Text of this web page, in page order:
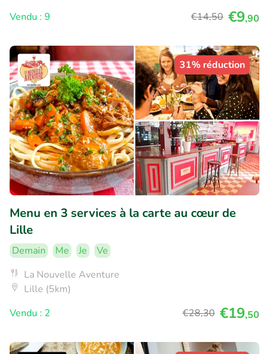
Vendu : 9
€14,50 €9,90
31% réduction
Menu en 3 services à la carte au cœur de
Lille
Demain Me Je
Ve
La Nouvelle Aventure
Lille (5km)
Vendu : 2
€28,30 €19,50